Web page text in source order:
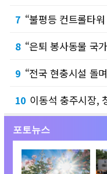
7 “불평등 컨트롤타워 구축으로 부의
8 “은퇴 봉사동물 국가가 끝까지 챙
9 “전국 현충시설 돌며 광복의 의미
10 이동석 충주시장,
포토뉴스